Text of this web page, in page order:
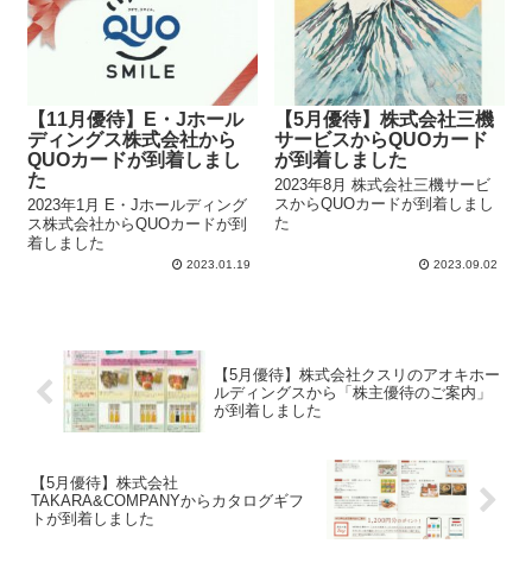
【11月優待】E・Jホール
ディングス株式会社から
QUOカードが到着しまし
た
2023年1月 E・Jホールディング
ス株式会社からQUOカードが到
着しました
2023.01.19
【5月優待】株式会社三機
サービスからQUOカード
が到着しました
2023年8月 株式会社三機サービ
スからQUOカードが到着しまし
た
2023.09.02
【5月優待】株式会社クスリのアオキホー
ルディングスから「株主優待のご案内」
が到着しました
【5月優待】株式会社
TAKARA&COMPANYからカタログギフ
トが到着しました